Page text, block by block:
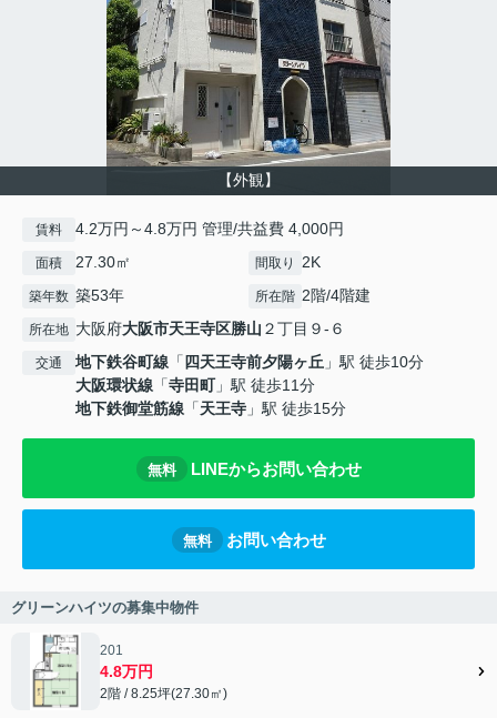
【外観】
賃料 4.2万円～4.8万円 管理/共益費 4,000円
面積 27.30㎡ 間取り 2K
築年数 築53年 所在階 2階/4階建
所在地 大阪府大阪市天王寺区勝山 ２丁目９-６
交通 地下鉄谷町線 「 四天王寺前夕陽ヶ丘 」駅 徒歩10分
大阪環状線 「寺田町」駅 徒歩11分
地下鉄御堂筋線 「天王寺 」駅 徒歩15分
無料 LINEからお問い合わせ
無料 お問い合わせ
グリーンハイツの募集中物件
201
4.8万円
2階 / 8.25坪(27.30㎡)